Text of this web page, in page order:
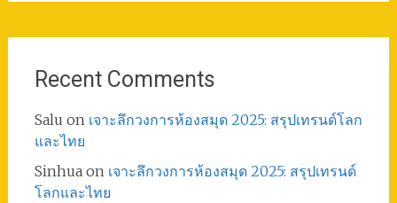
Recent Comments
Salu on เจาะลึกวงการห้องสมุด 2025: สรุปเทรนด์โลก
และไทย
Sinhuaon เจาะลึกวงการห้องสมุด 2025: สรุปเทรนด์
โลกและไทย